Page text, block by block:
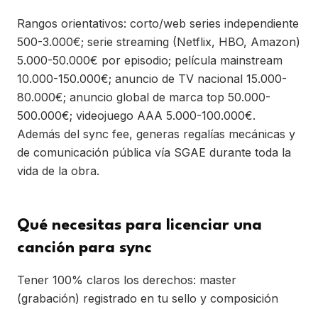
Rangos orientativos: corto/web series independiente
500-3.000€; serie streaming (Netflix, HBO, Amazon)
5.000-50.000€ por episodio; película mainstream
10.000-150.000€; anuncio de TV nacional 15.000-
80.000€; anuncio global de marca top 50.000-
500.000€; videojuego AAA 5.000-100.000€.
Además del sync fee, generas regalías mecánicas y
de comunicación pública vía SGAE durante toda la
vida de la obra.
Qué necesitas para licenciar una
canción para sync
Tener 100% claros los derechos: master
(grabación) registrado en tu sello y composición